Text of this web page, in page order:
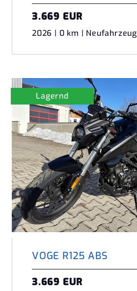
3.669 EUR
2026 | 0 km | Neufahrzeug
Lagernd
VOGE R125 ABS
3.669 EUR